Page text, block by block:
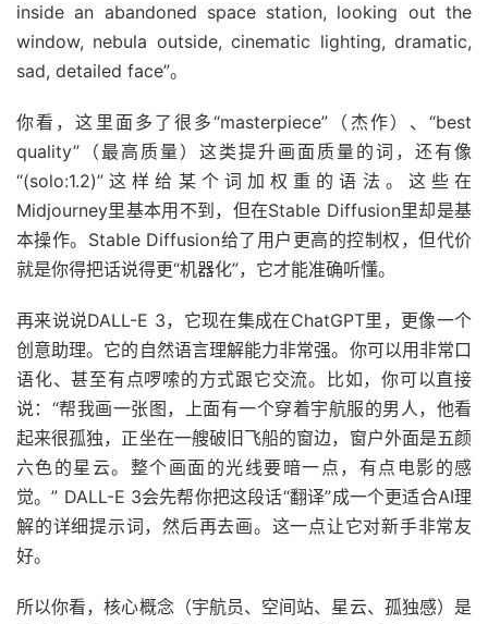
inside an abandoned space station, looking out the
window, nebula outside, cinematic lighting, dramatic,
sad, detailed face”。
你看，这里面多了很多“masterpiece”（杰作）、“best
quality”（最高质量）这类提升画面质量的词，还有像
“(solo:1.2)”这样给某个词加权重的语法。这些在
Midjourney里基本用不到，但在Stable Diffusion里却是基
本操作。Stable Diffusion给了用户更高的控制权，但代价
就是你得把话说得更“机器化”，它才能准确听懂。
再来说说DALL-E 3，它现在集成在ChatGPT里，更像一个
创意助理。它的自然语言理解能力非常强。你可以用非常口
语化、甚至有点啰嗦的方式跟它交流。比如，你可以直接
说：“帮我画一张图，上面有一个穿着宇航服的男人，他看
起来很孤独，正坐在一艘破旧飞船的窗边，窗户外面是五颜
六色的星云。整个画面的光线要暗一点，有点电影的感
觉。” DALL-E 3会先帮你把这段话“翻译”成一个更适合AI理
解的详细提示词，然后再去画。这一点让它对新手非常友
好。
所以你看，核心概念（宇航员、空间站、星云、孤独感）是